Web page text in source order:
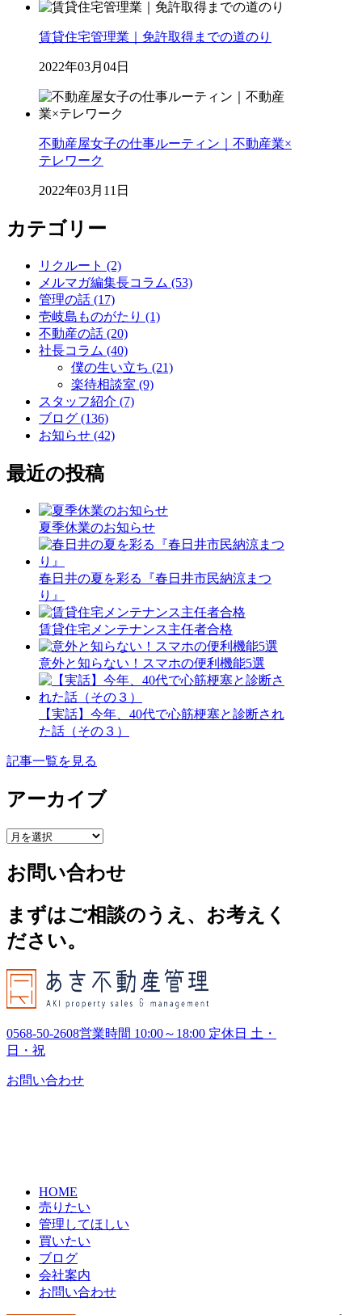
賃貸住宅管理業｜免許取得までの道のり
2022年03月04日
不動産屋女子の仕事ルーティン｜不動産業×
テレワーク
2022年03月11日
カテゴリー
リクルート (2)
メルマガ編集長コラム (53)
管理の話 (17)
壱岐島ものがたり (1)
不動産の話 (20)
社長コラム (40)
僕の生い立ち (21)
楽待相談室 (9)
スタッフ紹介 (7)
ブログ (136)
お知らせ (42)
最近の投稿
夏季休業のお知らせ
春日井の夏を彩る『春日井市民納涼まつ
り』
賃貸住宅メンテナンス主任者合格
意外と知らない！スマホの便利機能5選
【実話】今年、40代で心筋梗塞と診断され
た話（その３）
記事一覧を見る
アーカイブ
ア
カ
イ
ブ
お問い合わせ
まずはご相談のうえ、お考えく
ださい。
0568-50-2608営業時間 10:00～18:00 定休日 土・
日・祝
お問い合わせ
HOME
売りたい
管理してほしい
買いたい
ブログ
会社案内
お問い合わせ